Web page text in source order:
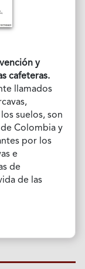
y
cafeteras.
llamados
suelos, son
Colombia y
por los
e
de
de las